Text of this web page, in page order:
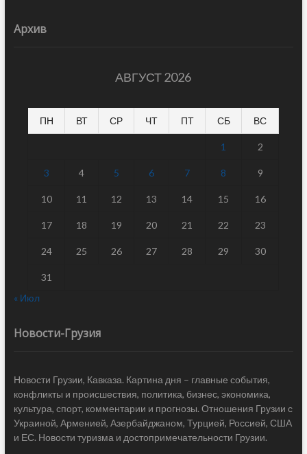
Архив
АВГУСТ 2026
ПН ВТ СР ЧТ ПТ СБ ВС
1 2
3 4 5 6 7 8 9
10 11 12 13 14 15 16
17 18 19 20 21 22 23
24 25 26 27 28 29 30
31
« Июл
Новости-Грузия
Новости Грузии, Кавказа. Картина дня – главные события,
конфликты и происшествия, политика, бизнес, экономика,
культура, спорт, комментарии и прогнозы. Отношения Грузии с
Украиной, Арменией, Азербайджаном, Турцией, Россией, США
и ЕС. Новости туризма и достопримечательности Грузии.